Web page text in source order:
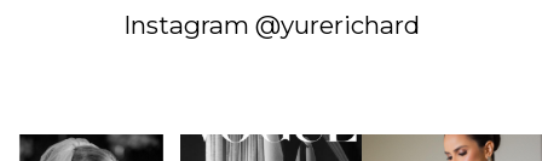
Instagram @yurerichard